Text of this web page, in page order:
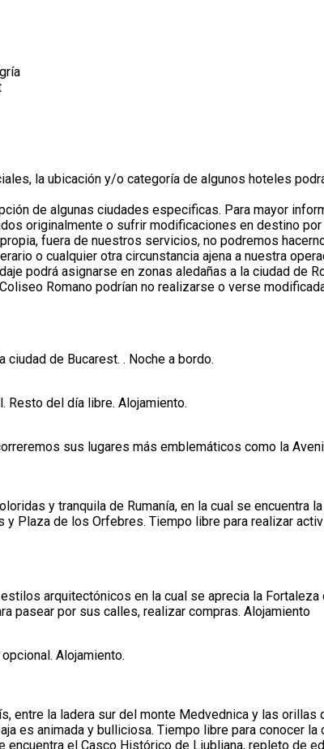
la ubicación y/o categoría de algunos hoteles
de algunas ciudades especificas. Para mayor
originalmente o sufrir modificaciones en destino
fuera de nuestros servicios, no podremos
o cualquier otra circunstancia ajena a nuestra
podrá asignarse en zonas aledañas a la ciudad de
Romano podrían no realizarse o verse
de Bucarest. . Noche a bordo.
Resto del día libre. Alojamiento.
sus lugares más emblemáticos como la
y tranquila de Rumanía, en la cual se encuentra
Plaza de los Orfebres. Tiempo libre para realizar
arquitectónicos en la cual se aprecia la
pasear por sus calles, realizar compras. Alojamiento
Alojamiento.
entre la ladera sur del monte Medvednica y las
es animada y bulliciosa. Tiempo libre para conocer
el Casco Histórico de Liubliana, repleto de